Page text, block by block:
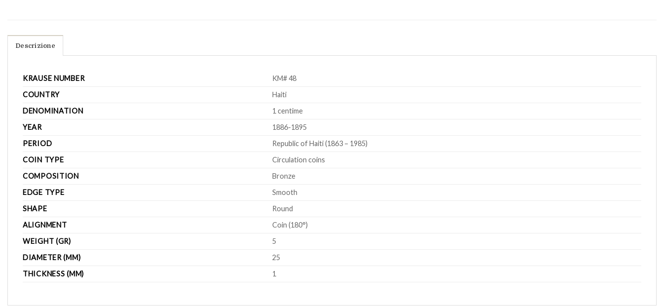
Descrizione
KRAUSE NUMBER
KM# 48
COUNTRY
Haiti
DENOMINATION
1 centime
YEAR
1886-1895
PERIOD
Republic of Haiti (1863 – 1985)
COIN TYPE
Circulation coins
COMPOSITION
Bronze
EDGE TYPE
Smooth
SHAPE
Round
ALIGNMENT
Coin (180°)
WEIGHT (GR)
5
DIAMETER (MM)
25
THICKNESS (MM)
1